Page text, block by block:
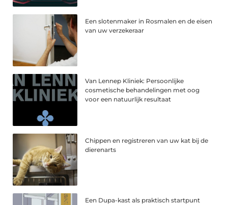
Een slotenmaker in Rosmalen en de eisen
van uw verzekeraar
Van Lennep Kliniek: Persoonlijke
cosmetische behandelingen met oog
voor een natuurlijk resultaat
Chippen en registreren van uw kat bij de
dierenarts
Een Dupa-kast als praktisch startpunt